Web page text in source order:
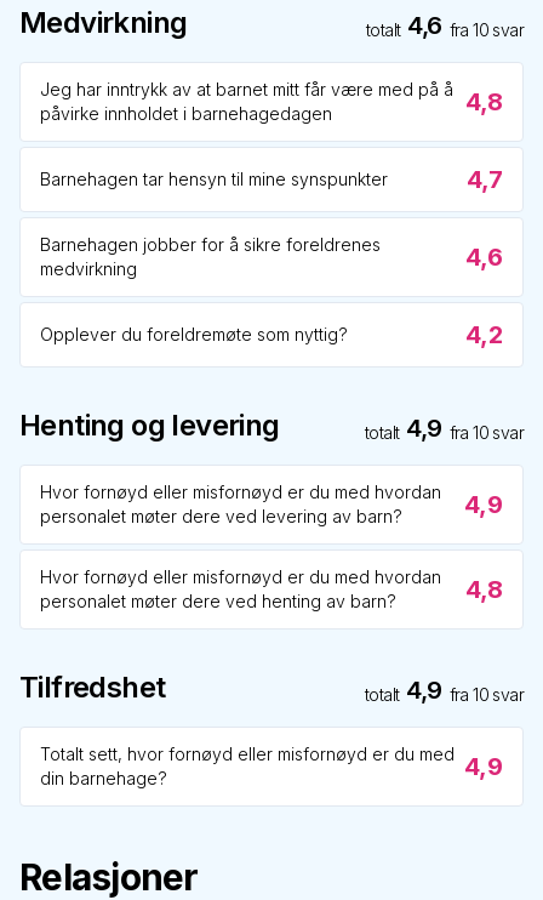
Medvirkning totalt 4,6 fra10 svar
Jeg har inntrykk av at barnet mitt får være med på å
påvirke innholdet i barnehagedagen
4,8
Barnehagen tar hensyn til mine synspunkter 4,7
Barnehagen jobber for å sikre foreldrenes
medvirkning
4,6
Opplever du foreldremøte som nyttig? 4,2
Henting og levering totalt 4,9 fra10 svar
Hvor fornøyd eller misfornøyd er du med hvordan
personalet møter dere ved levering av barn?
4,9
Hvor fornøyd eller misfornøyd er du med hvordan
personalet møter dere ved henting av barn?
4,8
Tilfredshet totalt 4,9 fra10 svar
Totalt sett, hvor fornøyd eller misfornøyd er du med
din barnehage?
4,9
Relasjoner